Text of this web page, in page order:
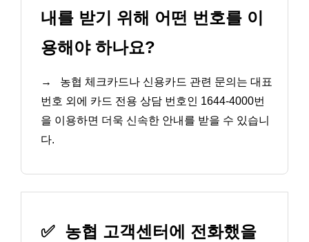
내를 받기 위해 어떤 번호를 이
용해야 하나요?
→
농협 체크카드나 신용카드 관련 문의는 대표
번호 외에 카드 전용 상담 번호인 1644-4000번
을 이용하면 더욱 신속한 안내를 받을 수 있습니
다.
✅ 농협 고객센터에 전화했을